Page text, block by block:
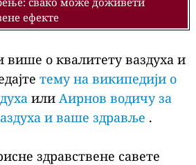
ефекте
више о квалитету ваздуха и
тему на википедији о
или Аирнов водичу за
и ваше здравље .
здравствене савете